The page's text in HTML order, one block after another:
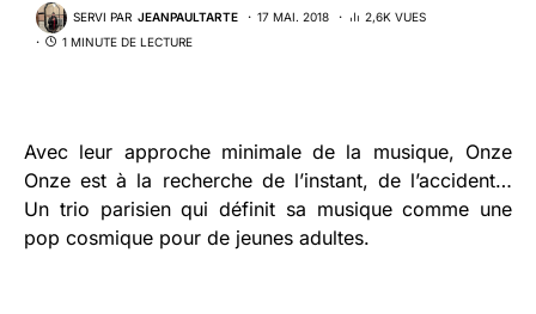
SERVI PAR JEANPAULTARTE 17 MAI. 2018
2,6K VUES
1 MINUTE DE LECTURE
Avec leur approche minimale de la musique, Onze
Onze est à la recherche de l’instant, de l’accident…
Un trio parisien qui définit sa musique comme une
pop cosmique pour de jeunes adultes.